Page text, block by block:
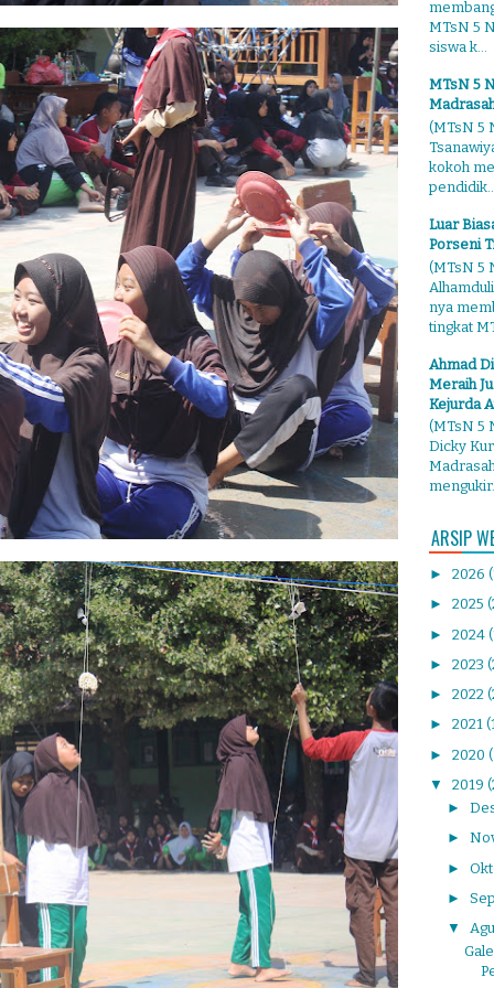
MTsN 5
siswa k...
MTsN 5
(MTsN 5
kokoh
Luar
Porseni
(MTsN 5
nya
tingkat
Ahmad
Meraih
Kejurda
(MTsN 5
Dicky
ARSIP
► 2026
► 2025
► 2024
► 2023
► 2022
► 2021
► 2020
▼ 2019
►
►
►
►
▼